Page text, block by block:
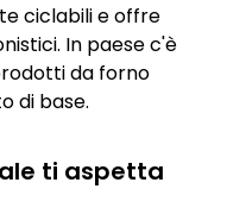
ciclabili e offre
In paese c'è
da forno
di base.
ti aspetta